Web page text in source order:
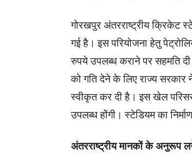
गोरखपुर अंतरराष्ट्रीय क्रिकेट
गई है। इस परियोजना हेतु
रुपये उपलब्ध कराने पर सहमति दी
को गति देने के लिए राज्य
स्वीकृत कर दी है। इस खेल परिसर
उपलब्ध होंगी। स्टेडियम का
अंतरराष्ट्रीय मानकों के अनुरूप